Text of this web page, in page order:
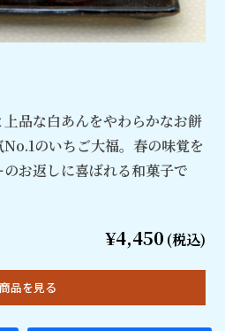
品な白あんをやわらかなお餅
のいちご大福。春の味覚を
お返しに喜ばれる和菓子で
¥4,450 (税込)
商品を見る